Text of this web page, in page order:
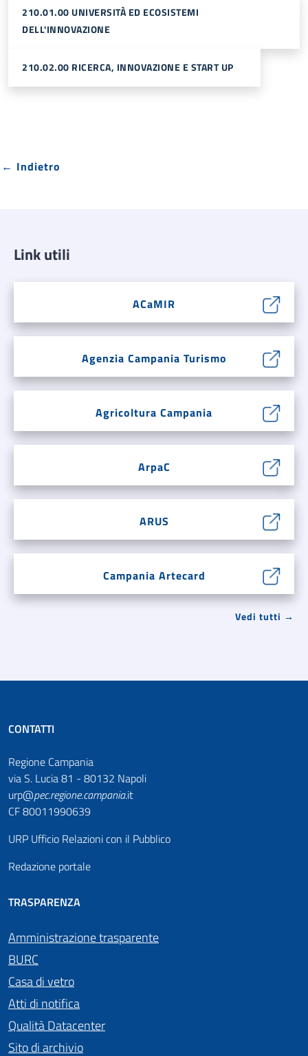
210.01.00 UNIVERSITÀ ED ECOSISTEMI
DELL'INNOVAZIONE
210.02.00 RICERCA, INNOVAZIONE E START UP
← Indietro
Link utili
ACaMIR
Agenzia Campania Turismo
Agricoltura Campania
ArpaC
ARUS
Campania Artecard
Vedi tutti →
CONTATTI
Regione Campania
via S. Lucia 81 - 80132 Napoli
urp@pec.regione.campania.it
CF 80011990639
URP Ufficio Relazioni con il Pubblico
Redazione portale
TRASPARENZA
Amministrazione trasparente
BURC
Casa di vetro
Atti di notifica
Qualità Datacenter
Sito di archivio